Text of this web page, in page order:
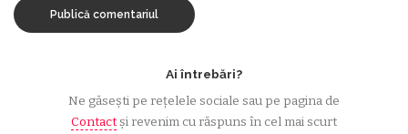
Ai întrebări?
Ne găsești pe rețelele sociale sau pe pagina de
Contactși revenim cu răspuns în cel mai scurt